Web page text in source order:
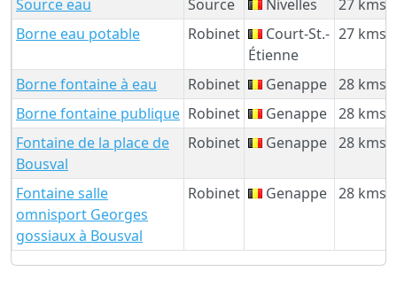
Source eau Source Nivelles
27 kms
Borne eau potable
Robinet
Court-St.-
Étienne
27 kms
Borne fontaine à eau Robinet Genappe 28 kms
Borne fontaine publique Robinet Genappe 28 kms
Fontaine de la place de
Bousval
Robinet Genappe 28 kms
Fontaine salle
omnisport Georges
gossiaux à Bousval
Robinet Genappe 28 kms